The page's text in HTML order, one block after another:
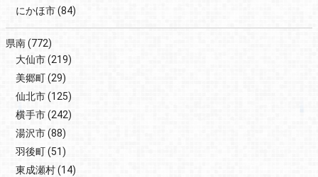
にかほ市(84)
県南(772)
大仙市(219)
美郷町(29)
仙北市(125)
横手市(242)
湯沢市(88)
羽後町(51)
東成瀬村(14)